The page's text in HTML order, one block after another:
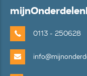
mijn
0113 - 250628